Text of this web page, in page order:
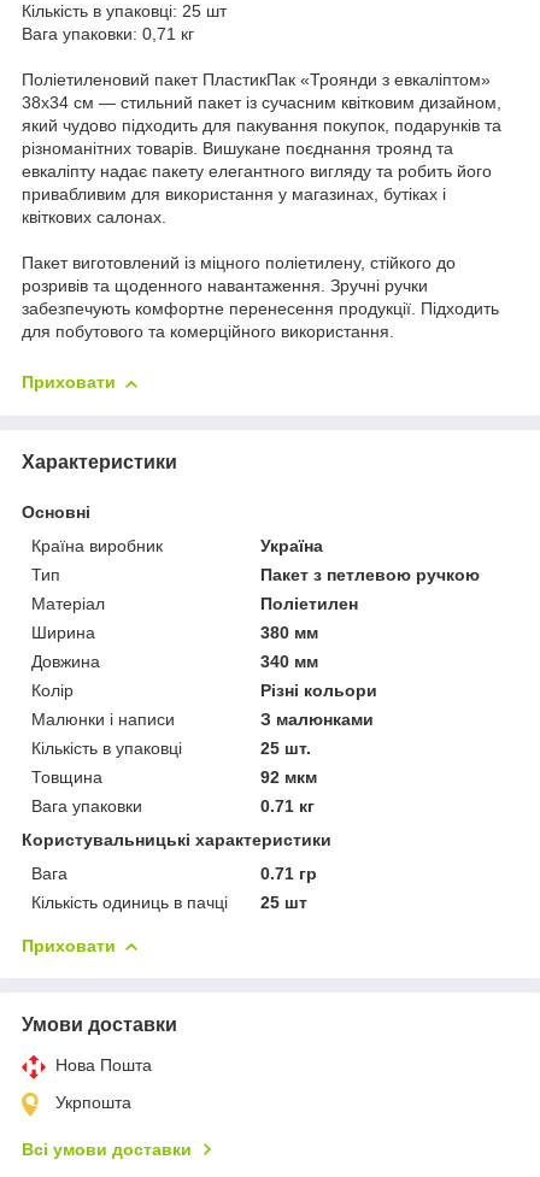
Кількість в упаковці: 25 шт
Вага упаковки: 0,71 кг
Поліетиленовий пакет ПластикПак «Троянди з евкаліптом»
38х34 см — стильний пакет із сучасним квітковим дизайном,
який чудово підходить для пакування покупок, подарунків та
різноманітних товарів. Вишукане поєднання троянд та
евкаліпту надає пакету елегантного вигляду та робить його
привабливим для використання у магазинах, бутіках і
квіткових салонах.
Пакет виготовлений із міцного поліетилену, стійкого до
розривів та щоденного навантаження. Зручні ручки
забезпечують комфортне перенесення продукції. Підходить
для побутового та комерційного використання.
Приховати
Характеристики
Основні
Країна виробник
Україна
Тип
Пакет з петлевою ручкою
Матеріал
Поліетилен
Ширина
380 мм
Довжина
340 мм
Колір
Різні кольори
Малюнки і написи
З малюнками
Кількість в упаковці
25 шт.
Товщина
92 мкм
Вага упаковки
0.71 кг
Користувальницькі характеристики
Вага
0.71 гр
Кількість одиниць в пачці
25 шт
Приховати
Умови доставки
Нова Пошта
Укрпошта
Всі умови доставки